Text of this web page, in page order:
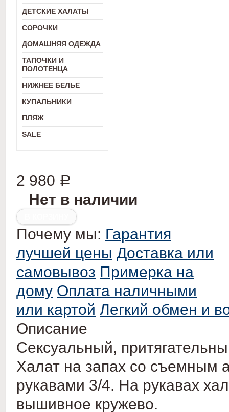
ДЕТСКИЕ ХАЛАТЫ
СОРОЧКИ
ДОМАШНЯЯ ОДЕЖДА
ТАПОЧКИ И
ПОЛОТЕНЦА
НИЖНЕЕ БЕЛЬЕ
КУПАЛЬНИКИ
ПЛЯЖ
SALE
2 980 Р
Нет в наличии
Почему мы: Гарантия
лучшей цены Доставка или
самовывоз Примерка на
дому Оплата наличными
или картой Легкий обмен и
Описание
Сексуальный,
Халат на запах со съемным
рукавами 3/4. На рукавах х
вышивное кружево.